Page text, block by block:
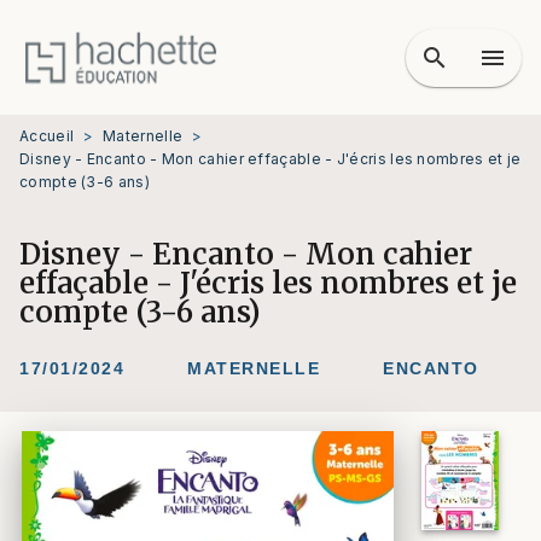
MENU RECHERCHE
PIED DE PAGE
search menu
Accueil > Maternelle
>
Disney - Encanto - Mon cahier effaçable - J'écris les nombres et je
compte (3-6 ans)
Disney - Encanto - Mon cahier
effaçable - J'écris les nombres et je
compte (3-6 ans)
17/01/2024 MATERNELLE ENCANTO